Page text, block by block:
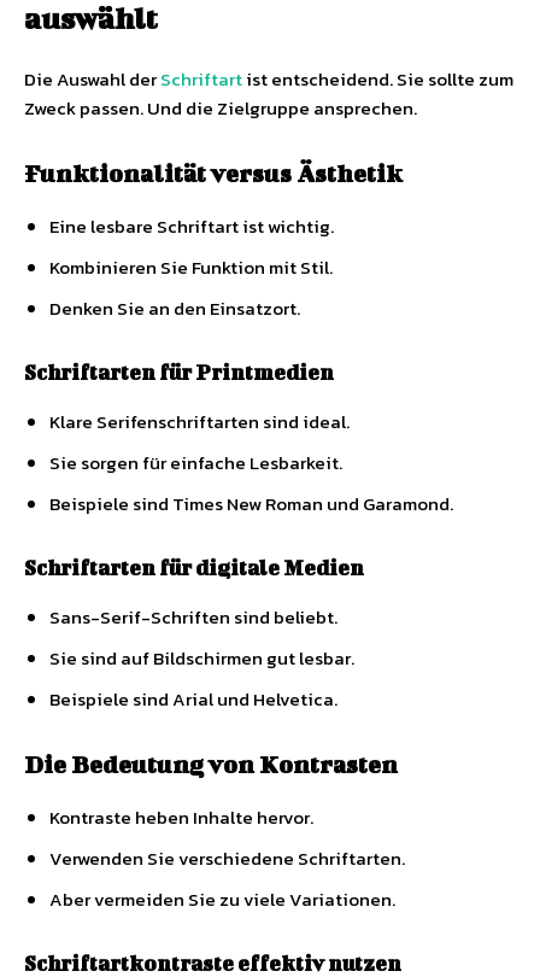
auswählt
Die Auswahl derSchriftartist entscheidend. Sie sollte zum
Zweck passen. Und die Zielgruppe ansprechen.
Funktionalität versus Ästhetik
Eine lesbare Schriftart ist wichtig.
Kombinieren Sie Funktion mit Stil.
Denken Sie an den Einsatzort.
Schriftarten für Printmedien
Klare Serifenschriftarten sind ideal.
Sie sorgen für einfache Lesbarkeit.
Beispiele sind Times New Roman und Garamond.
Schriftarten für digitale Medien
Sans-Serif-Schriften sind beliebt.
Sie sind auf Bildschirmen gut lesbar.
Beispiele sind Arial und Helvetica.
Die Bedeutung von Kontrasten
Kontraste heben Inhalte hervor.
Verwenden Sie verschiedene Schriftarten.
Aber vermeiden Sie zu viele Variationen.
Schriftartkontraste effektiv nutzen